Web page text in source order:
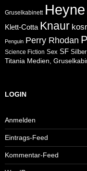
Gruselkabinett Heyne
Klett-Cotta Knaur
Penguin Perry Rhodan
Science Fiction Sex SF
Titania Medien,
LOGIN
Anmelden
Eintrags-Feed
Kommentar-Feed